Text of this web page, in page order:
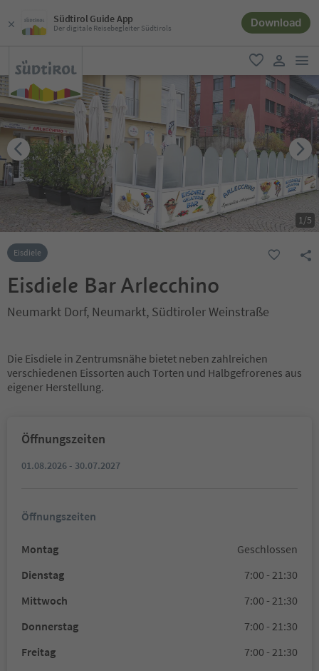
Südtirol Guide App
Der digitale Reisebegleiter Südtirols Download
favorit
user link
1/5
Eisdiele
Eisdiele Bar Arlecchino
Neumarkt Dorf, Neumarkt, Südtiroler Weinstraße
Die Eisdiele in Zentrumsnähe bietet neben zahlreichen
verschiedenen Eissorten auch Torten und Halbgefrorenes aus
eigener Herstellung.
Öffnungszeiten
01.08.2026 - 30.07.2027
Öffnungszeiten
Montag
Geschlossen
Dienstag
7:00 - 21:30
Mittwoch
7:00 - 21:30
Donnerstag
7:00 - 21:30
Freitag
7:00 - 21:30